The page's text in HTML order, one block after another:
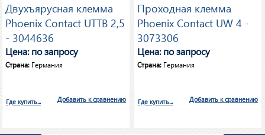
Двухъярусная клемма
Phoenix Contact UTTB 2,5
- 3044636
Цена: по запросу
Страна: Германия
Добавить к сравнению
Где купить...
Проходная клемма
Phoenix Contact UW 4 -
3073306
Цена: по запросу
Страна: Германия
Добавить к сравнению
Где купить...